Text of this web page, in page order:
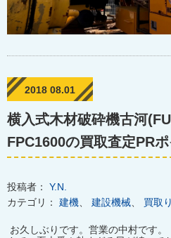
2018 08.01
横入式木材破砕機古河
FPC1600の買取査定PRポ
投稿者： Y.N.
カテゴリ： 建機 建設機械 買取り
お久しぶりです。営業の中村です。